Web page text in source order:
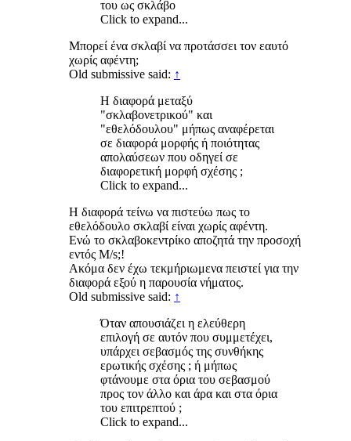
του ως σκλάβο
Click to expand...
Μπορεί ένα σκλαβί να προτάσσει τον εαυτό
χωρίς αφέντη;
Old submissive said: ↑
Η διαφορά μεταξύ
"σκλαβονετρικού" και
"εθελόδουλου" μήπως αναφέρεται
σε διαφορά μορφής ή ποιότητας
απολαύσεων που οδηγεί σε
διαφορετική μορφή σχέσης ;
Click to expand...
Η διαφορά τείνω να πιστεύω πως το
εθελόδουλο σκλαβί είναι χωρίς αφέντη.
Ενώ το σκλαβοκεντρίκο αποζητά την προσοχή
εντός M/s;!
Ακόμα δεν έχω τεκμήριωμενα πειστεί για την
διαφορά εξού η παρουσία νήματος.
Old submissive said: ↑
Όταν απουσιάζει η ελεύθερη
επιλογή σε αυτόν που συμμετέχει,
υπάρχει σεβασμός της συνθήκης
ερωτικής σχέσης ; ή μήπως
φτάνουμε στα όρια του σεβασμού
προς τον άλλο και άρα και στα όρια
του επιτρεπτού ;
Click to expand...